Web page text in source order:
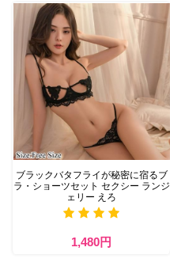
ブラックバタフライが秘密に宿るブ
ラ・ショーツセット セクシー ランジ
ェリー えろ
1,480円